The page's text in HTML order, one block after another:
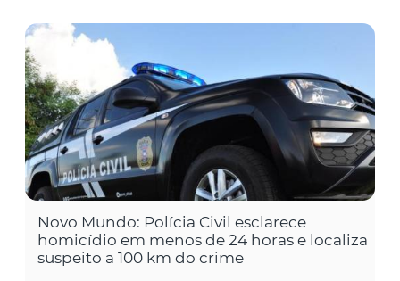
Novo Mundo: Polícia Civil esclarece
homicídio em menos de 24 horas e localiza
suspeito a 100 km do crime